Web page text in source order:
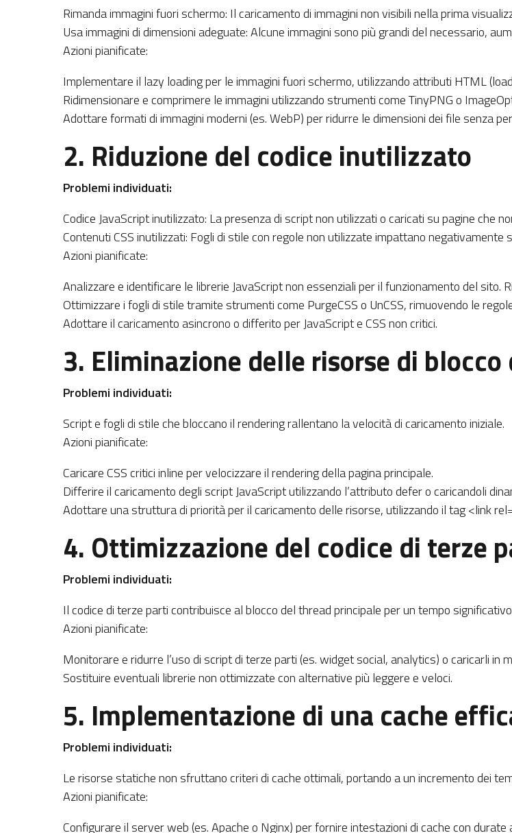
Rimanda immagini fuori schermo: Il caricamento di immagini non visibili nella prima
Usa immagini di dimensioni adeguate: Alcune immagini sono più grandi del necessario,
Azioni pianificate:
Implementare il lazy loading per le immagini fuori schermo, utilizzando attributi HTML
Ridimensionare e comprimere le immagini utilizzando strumenti come TinyPNG o
Adottare formati di immagini moderni (es. WebP) per ridurre le dimensioni dei file senza
2. Riduzione del codice inutilizzato
Problemi individuati:
Codice JavaScript inutilizzato: La presenza di script non utilizzati o caricati su pagine che
Contenuti CSS inutilizzati: Fogli di stile con regole non utilizzate impattano negativamente
Azioni pianificate:
Analizzare e identificare le librerie JavaScript non essenziali per il funzionamento del sito.
Ottimizzare i fogli di stile tramite strumenti come PurgeCSS o UnCSS, rimuovendo le
Adottare il caricamento asincrono o differito per JavaScript e CSS non critici.
3. Eliminazione delle risorse di
Problemi individuati:
Script e fogli di stile che bloccano il rendering rallentano la velocità di caricamento iniziale.
Azioni pianificate:
Caricare CSS critici inline per velocizzare il rendering della pagina principale.
Differire il caricamento degli script JavaScript utilizzando l’attributo defer o caricandoli
Adottare una struttura di priorità per il caricamento delle risorse, utilizzando il tag <link
4. Ottimizzazione del codice di terze
Problemi individuati:
Il codice di terze parti contribuisce al blocco del thread principale per un tempo
Azioni pianificate:
Monitorare e ridurre l’uso di script di terze parti (es. widget social, analytics) o caricarli in
Sostituire eventuali librerie non ottimizzate con alternative più leggere e veloci.
5. Implementazione di una cache
Problemi individuati:
Le risorse statiche non sfruttano criteri di cache ottimali, portando a un incremento dei
Azioni pianificate:
Configurare il server web (es. Apache o Nginx) per fornire intestazioni di cache con durate